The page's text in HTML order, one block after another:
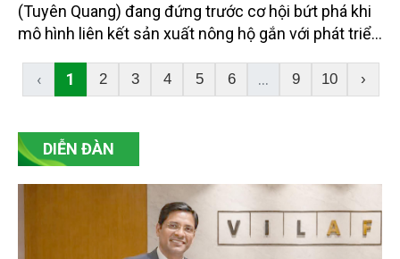
(Tuyên Quang) đang đứng trước cơ hội bứt phá khi
mô hình liên kết sản xuất nông hộ gắn với phát triển
huy giá trị chè Shan Tuyết, ông Trần Duy Long, Chủ
tịch HĐQT kiêm Giám đốc HTX Chè Shan Di Sản Hồ
lược: Lấy liên kết chuỗi làm nền tảng, lấy chế biến
sâu làm động lực và lấy du lịch cộng đồng làm đòn
bẩy phát triển bền vững.
‹ 1 2 3 4 5 6 ... 9 10 ›
DIỄN ĐÀN